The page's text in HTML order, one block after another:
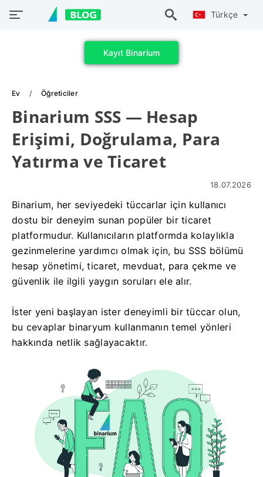
Türkçe
Kayıt Binarium
Ev Öğreticiler
Binarium SSS — Hesap
Erişimi, Doğrulama, Para
Yatırma ve Ticaret
18.07.2026
Binarium, her seviyedeki tüccarlar için kullanıcı
dostu bir deneyim sunan popüler bir ticaret
platformudur. Kullanıcıların platformda kolaylıkla
gezinmelerine yardımcı olmak için, bu SSS bölümü
hesap yönetimi, ticaret, mevduat, para çekme ve
güvenlik ile ilgili yaygın soruları ele alır.
İster yeni başlayan ister deneyimli bir tüccar olun,
bu cevaplar binaryum kullanmanın temel yönleri
hakkında netlik sağlayacaktır.